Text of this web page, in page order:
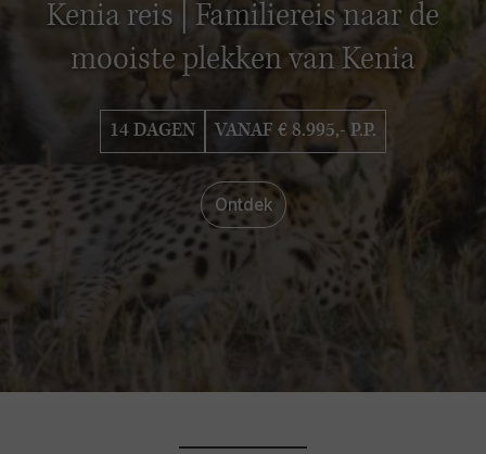
Kenia reis | Familiereis naar de
mooiste plekken van Kenia
14 DAGEN VANAF € 8.995,- P.P.
Ontdek